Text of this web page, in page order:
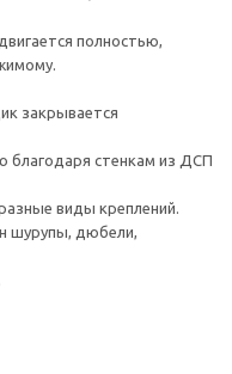
полностью,
закрывается
благодаря стенкам из ДСП
виды креплений.
шурупы, дюбели,